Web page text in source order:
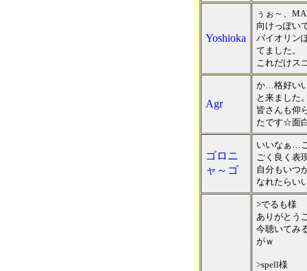
Yoshioka
ぅぉ～、
向けっぽい
バイオリン
てました。
これだけス
Agr
か…格好い
と来ました
皆さんも仰
たです☆面
ゴロニ
ャ～ゴ
いいなぁ…
ごく良く表
自分もいつ
なれたらい
>でるも様
ありがとう
今聴いてみ
がｗ
>spell様